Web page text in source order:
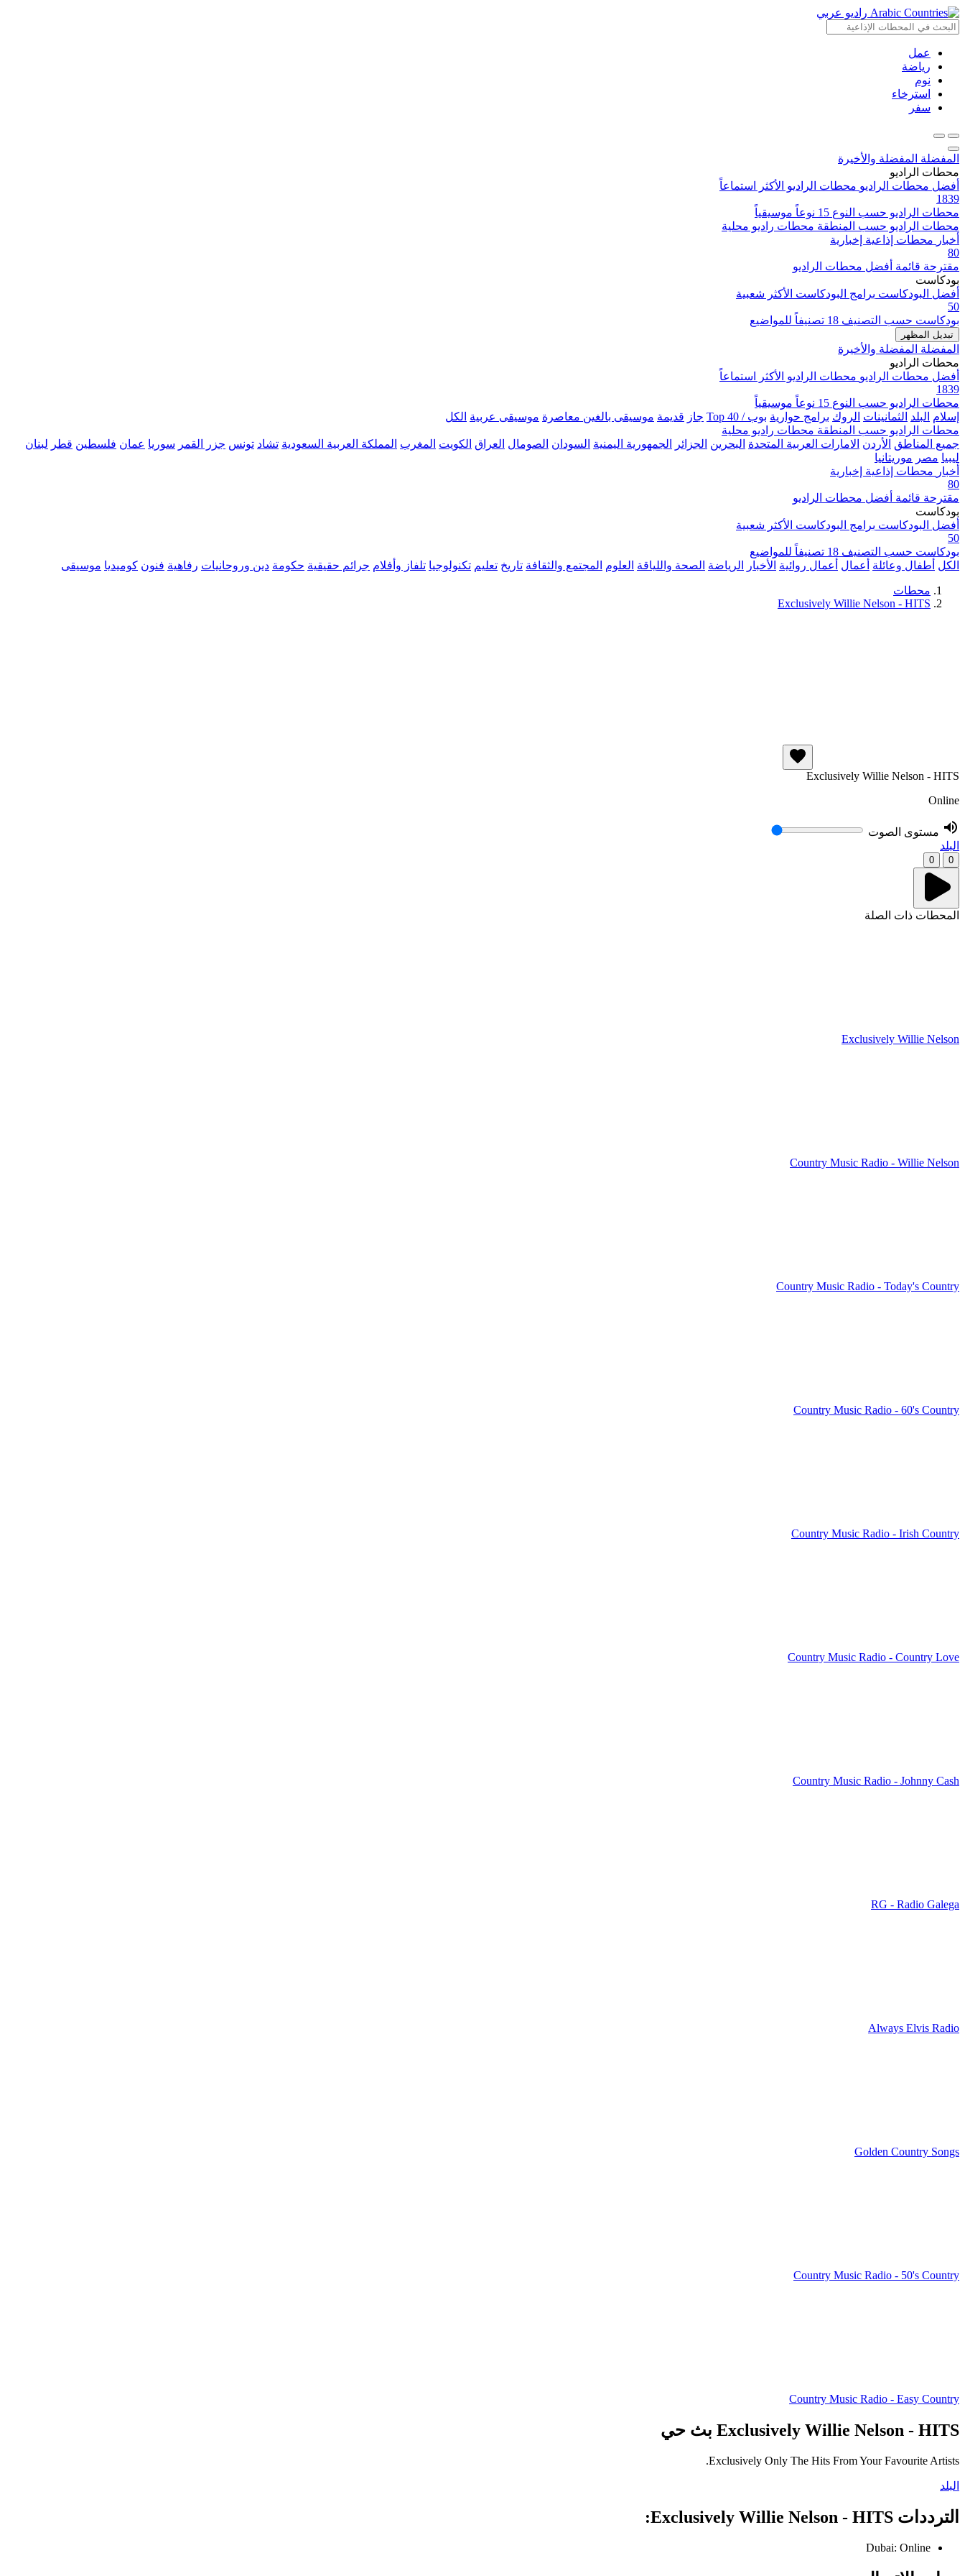
راديو عربي
عمل
رياضة
نوم
استرخاء
سفر
المفضلة المفضلة والأخيرة
محطات الراديو
أفضل محطات الراديو محطات الراديو الأكثر استماعاً
1839
محطات الراديو حسب النوع 15 نوعاً موسيقياً
محطات الراديو حسب المنطقة محطات راديو محلية
أخبار محطات إذاعية إخبارية
80
مقترحة قائمة أفضل محطات الراديو
بودكاست
أفضل البودكاست برامج البودكاست الأكثر شعبية
50
بودكاست حسب التصنيف 18 تصنيفاً للمواضيع
تبديل المظهر
المفضلة المفضلة والأخيرة
محطات الراديو
أفضل محطات الراديو محطات الراديو الأكثر استماعاً
1839
محطات الراديو حسب النوع 15 نوعاً موسيقياً
إسلام البلد الثمانينات الروك برامج حوارية بوب / Top 40 جاز قديمة موسيقى بالغين معاصرة موسيقى عربية الكل
محطات الراديو حسب المنطقة محطات راديو محلية
جميع المناطق الأردن الامارات العربية المتحدة البحرين الجزائر الجمهورية اليمنية السودان الصومال العراق الكويت المغرب المملكة العربية السعودية تشاد تونس جزر القمر سوريا عمان فلسطين قطر لبنان
ليبيا مصر موريتانيا
أخبار محطات إذاعية إخبارية
80
مقترحة قائمة أفضل محطات الراديو
بودكاست
أفضل البودكاست برامج البودكاست الأكثر شعبية
50
بودكاست حسب التصنيف 18 تصنيفاً للمواضيع
الكل أطفال وعائلة أعمال أعمال روائية الأخبار الرياضة الصحة واللياقة العلوم المجتمع والثقافة تاريخ تعليم تكنولوجيا تلفاز وأفلام جرائم حقيقية حكومة دين وروحانيات رفاهية فنون كوميديا موسيقى
محطات
Exclusively Willie Nelson - HITS
Exclusively Willie Nelson - HITS
Online
مستوى الصوت
البلد
0
0
المحطات ذات الصلة
Exclusively Willie Nelson
Country Music Radio - Willie Nelson
Country Music Radio - Today's Country
Country Music Radio - 60's Country
Country Music Radio - Irish Country
Country Music Radio - Country Love
Country Music Radio - Johnny Cash
RG - Radio Galega
Always Elvis Radio
Golden Country Songs
Country Music Radio - 50's Country
Country Music Radio - Easy Country
Exclusively Willie Nelson - HITS بث حي
Exclusively Only The Hits From Your Favourite Artists.
البلد
الترددات Exclusively Willie Nelson - HITS:
Dubai: Online